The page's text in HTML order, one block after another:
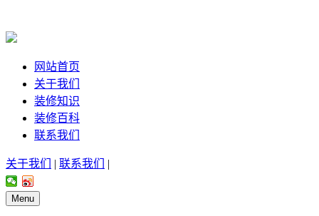
网站首页
关于我们
装修知识
装修百科
联系我们
关于我们 | 联系我们 |
Menu